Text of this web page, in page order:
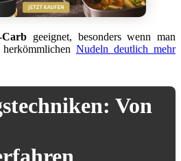
geeignet, besonders wenn man
Nudeln deutlich mehr
Von